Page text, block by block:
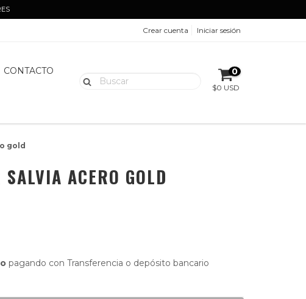
Crear cuenta Iniciar sesión
CONTACTO 0
$0 USD
gold
SALVIA ACERO GOLD
pagando con Transferencia o depósito bancario